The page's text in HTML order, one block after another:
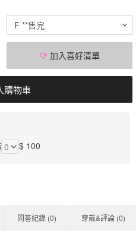
F **售完
加入喜好清單
購物車
$ 100
問答紀錄 (0) 穿戴&評論 (0)